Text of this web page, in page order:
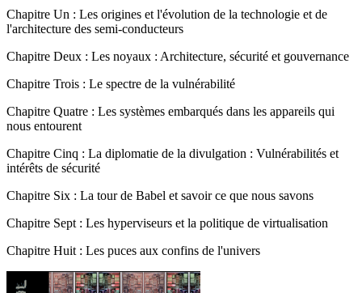
Chapitre Un : Les origines et l'évolution de la technologie et de
l'architecture des semi-conducteurs
Chapitre Deux : Les noyaux : Architecture, sécurité et gouvernance
Chapitre Trois : Le spectre de la vulnérabilité
Chapitre Quatre : Les systèmes embarqués dans les appareils qui
nous entourent
Chapitre Cinq : La diplomatie de la divulgation : Vulnérabilités et
intérêts de sécurité
Chapitre Six : La tour de Babel et savoir ce que nous savons
Chapitre Sept : Les hyperviseurs et la politique de virtualisation
Chapitre Huit : Les puces aux confins de l'univers